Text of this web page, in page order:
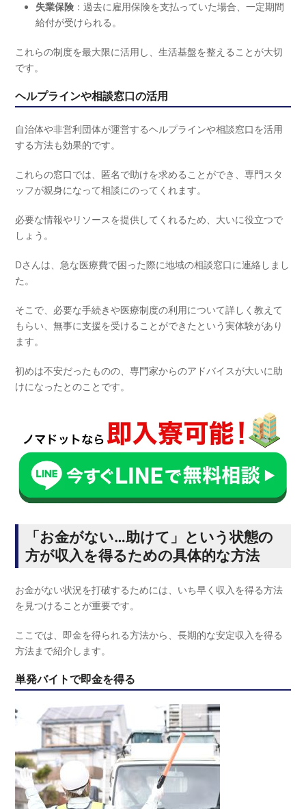
失業保険 ：過去に雇用保険を支払っていた場合、一定期間
給付が受けられる。
これらの制度を最大限に活用し、生活基盤を整えることが大切
です。
ヘルプラインや相談窓口の活用
自治体や非営利団体が運営するヘルプラインや相談窓口を活用
する方法も効果的です。
これらの窓口では、匿名で助けを求めることができ、専門スタ
ッフが親身になって相談にのってくれます。
必要な情報やリソースを提供してくれるため、大いに役立つで
しょう。
Dさんは、急な医療費で困った際に地域の相談窓口に連絡しまし
た。
そこで、必要な手続きや医療制度の利用について詳しく教えて
もらい、無事に支援を受けることができたという実体験があり
ます。
初めは不安だったものの、専門家からのアドバイスが大いに助
けになったとのことです。
「お金がない…助けて」という状態の
方が収入を得るための具体的な方法
お金がない状況を打破するためには、いち早く収入を得る方法
を見つけることが重要です。
ここでは、即金を得られる方法から、長期的な安定収入を得る
方法まで紹介します。
単発バイトで即金を得る